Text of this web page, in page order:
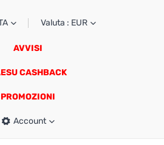
Valuta : EUR
AVVISI
CASHBACK
PROMOZIONI
Account